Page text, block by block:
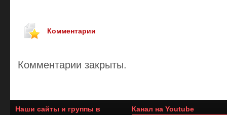
Комментарии
Комментарии закрыты.
Наши сайты и группы в
Канал на Youtube